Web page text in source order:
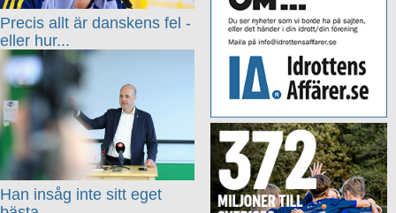
Precis allt är danskens fel -
eller hur...
Han insåg inte sitt eget